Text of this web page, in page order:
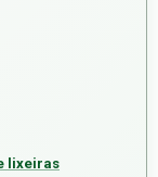
lixeiras